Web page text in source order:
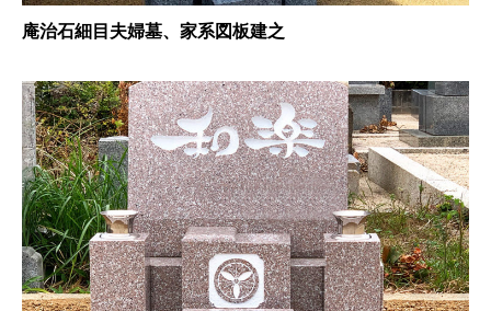
庵治石細目夫婦墓、家系図板建之